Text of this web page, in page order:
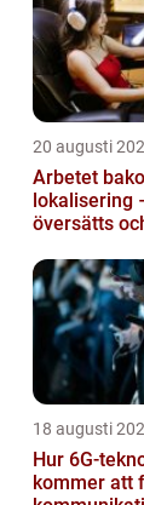
20 augusti
Arbetet
lokalisering
översätts
18 augusti
Hur 6G-
kommer att